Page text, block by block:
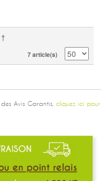
7 article(s)
Avis Garantis, cliquez ici pour